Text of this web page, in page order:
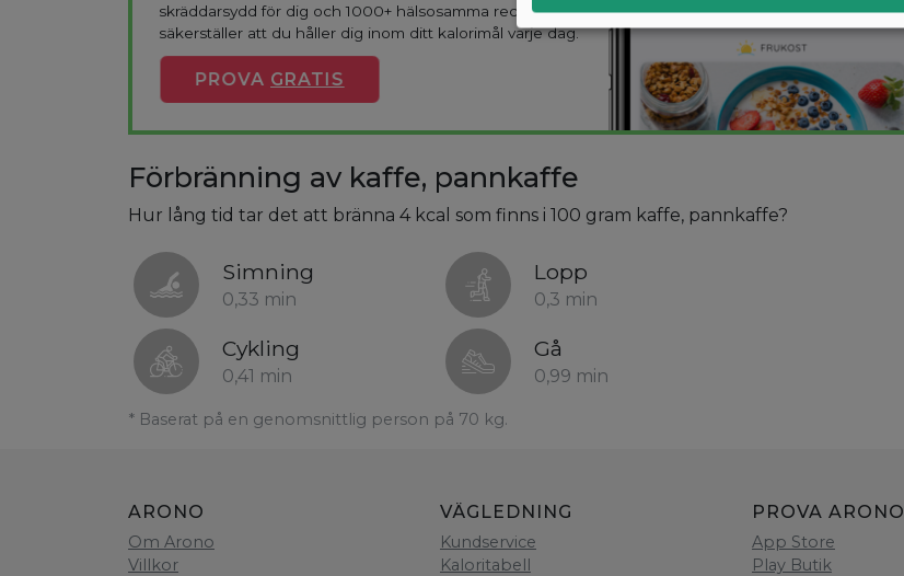
skräddarsydd för dig och 1000+ hälsosamma recept
säkerställer att du håller dig inom ditt kalorimål varje dag.
PROVA GRATIS
Förbränning av kaffe, pannkaffe
Hur lång tid tar det att bränna 4 kcal som finns i 100 gram kaffe, pannkaffe?
Simning
0,33 min
Lopp
0,3 min
Cykling
0,41 min
Gå
0,99 min
* Baserat på en genomsnittlig person på 70 kg.
ARONO
Om Arono
Villkor
VÄGLEDNING
Kundservice
Kaloritabell
PROVA ARONO
App Store
Play Butik